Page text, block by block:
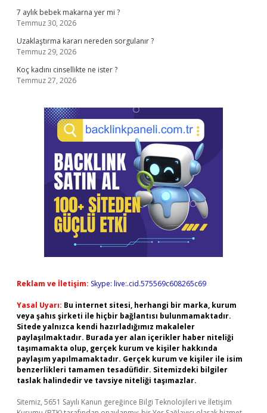
7 aylık bebek makarna yer mi ?
Temmuz 30, 2026
Uzaklaştırma kararı nereden sorgulanır ?
Temmuz 29, 2026
Koç kadını cinsellikte ne ister ?
Temmuz 27, 2026
Reklam ve İletişim: Skype: live:.cid.575569c608265c69
Yasal Uyarı: Bu internet sitesi, herhangi bir marka, kurum
veya şahıs şirketi ile hiçbir bağlantısı bulunmamaktadır.
Sitede yalnızca kendi hazırladığımız makaleler
paylaşılmaktadır. Burada yer alan içerikler haber niteliği
taşımamakta olup, gerçek kurum ve kişiler hakkında
paylaşım yapılmamaktadır. Gerçek kurum ve kişiler ile isim
benzerlikleri tamamen tesadüfidir. Sitemizdeki bilgiler
taslak halindedir ve tavsiye niteliği taşımazlar.
Sitemiz, 5651 Sayılı Kanun gereğince Bilgi Teknolojileri ve İletişim